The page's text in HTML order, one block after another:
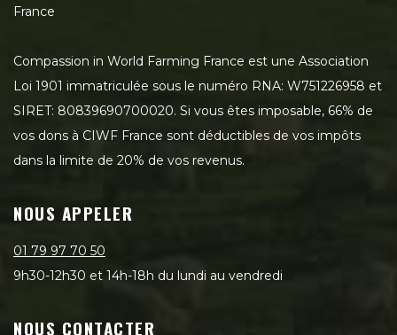
France
Compassion in World Farming France est une Association
Loi 1901 immatriculée sous le numéro RNA: W751226958 et
SIRET: 80839690700020. Si vous êtes imposable, 66% de
vos dons à CIWF France sont déductibles de vos impôts
dans la limite de 20% de vos revenus.
NOUS APPELER
01 79 97 70 50
9h30-12h30 et 14h-18h du lundi au vendredi
NOUS CONTACTER